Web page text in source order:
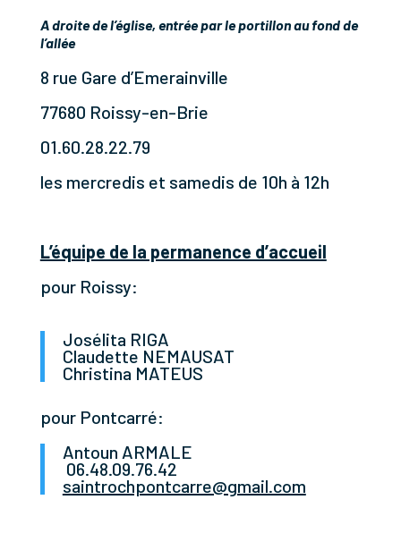
A droite de l’église, entrée par le portillon au fond de
l’allée
8 rue Gare d’Emerainville
77680 Roissy-en-Brie
01.60.28.22.79
les mercredis et samedis de 10h à 12h
L’équipe de la permanence d’accueil
pour Roissy:
Josélita RIGA
Claudette NEMAUSAT
Christina MATEUS
pour Pontcarré:
Antoun ARMALE
06.48.09.76.42
saintrochpontcarre@gmail.com